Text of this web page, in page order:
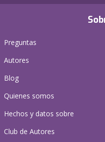
Preguntas
Autores
Blog
Quienes somos
Hechos y datos sobre
Club de Autores